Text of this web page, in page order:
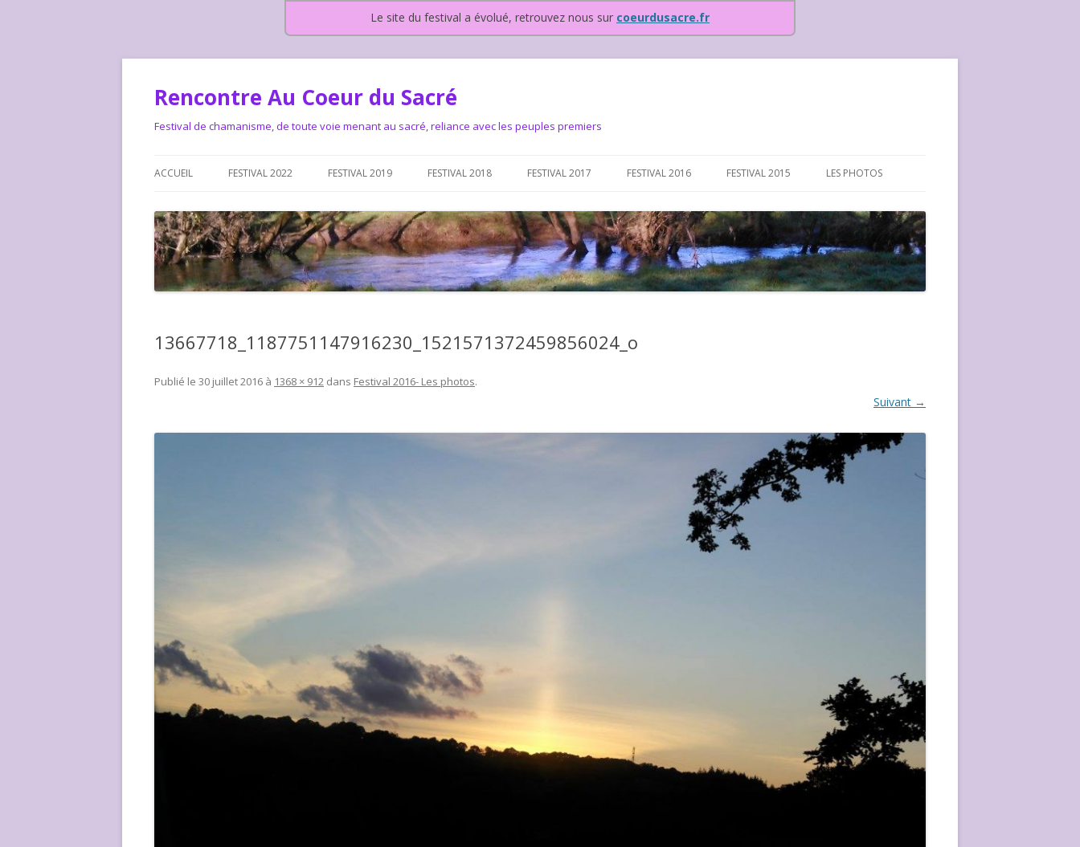
Le site du festival a évolué, retrouvez nous sur coeurdusacre.fr
Rencontre Au Coeur du Sacré
Festival de chamanisme, de toute voie menant au sacré, reliance avec les peuples premiers
ACCUEIL
LA CHARTE DU FESTIVAL
LE FESTIVAL DEPUIS 2015 – QUI
SOMMES-NOUS ?
LE FESTIVAL DEPUIS 2015…OU
ALLONS-NOUS ?
COMMENT FONCTIONNONS
FESTIVAL 2022 FESTIVAL 2019 FESTIVAL 2018 FESTIVAL 2017 FESTIVAL 2016 FESTIVAL 2015 LES PHOTOS
FESTIVAL 2016-PHOTOS
FESTIVAL 2017-PHOTOS ET
VIDÉOS
13667718_1187751147916230_1521571372459856024_o
Publié le 30 juillet 2016 à 1368 × 912 dans Festival 2016- Les photos.
Suivant →